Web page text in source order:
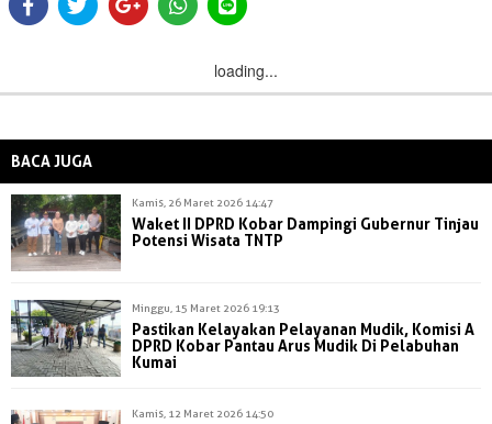
loading...
BACA JUGA
Kamis, 26 Maret 2026 14:47
Waket II DPRD Kobar Dampingi Gubernur Tinjau
Potensi Wisata TNTP
Minggu, 15 Maret 2026 19:13
Pastikan Kelayakan Pelayanan Mudik, Komisi A
DPRD Kobar Pantau Arus Mudik Di Pelabuhan
Kumai
Kamis, 12 Maret 2026 14:50